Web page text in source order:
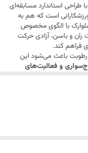
و حجم
و صحنه
استاندارد مسابقه‌ای
است که هم به
با الگوی مخصوص
ران و باسن، آزادی حرکت
فراهم کند.
باعث می‌شود این
و فعالیت‌های
کمر، این شلوارک را برای